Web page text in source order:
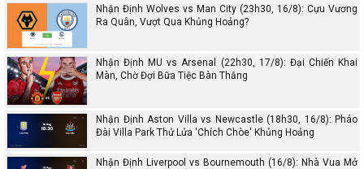
Nhận Định Wolves vs Man City (23h30, 16/8): Cựu Vương
Ra Quân, Vượt Qua Khủng Hoảng?
Nhận Định MU vs Arsenal (22h30, 17/8): Đại Chiến Khai
Màn, Chờ Đợi Bữa Tiệc Bàn Thắng
Nhận Định Aston Villa vs Newcastle (18h30, 16/8): Pháo
Đài Villa Park Thử Lửa 'Chích Chòe' Khủng Hoảng
Nhận Định Liverpool vs Bournemouth (16/8): Nhà Vua Mở